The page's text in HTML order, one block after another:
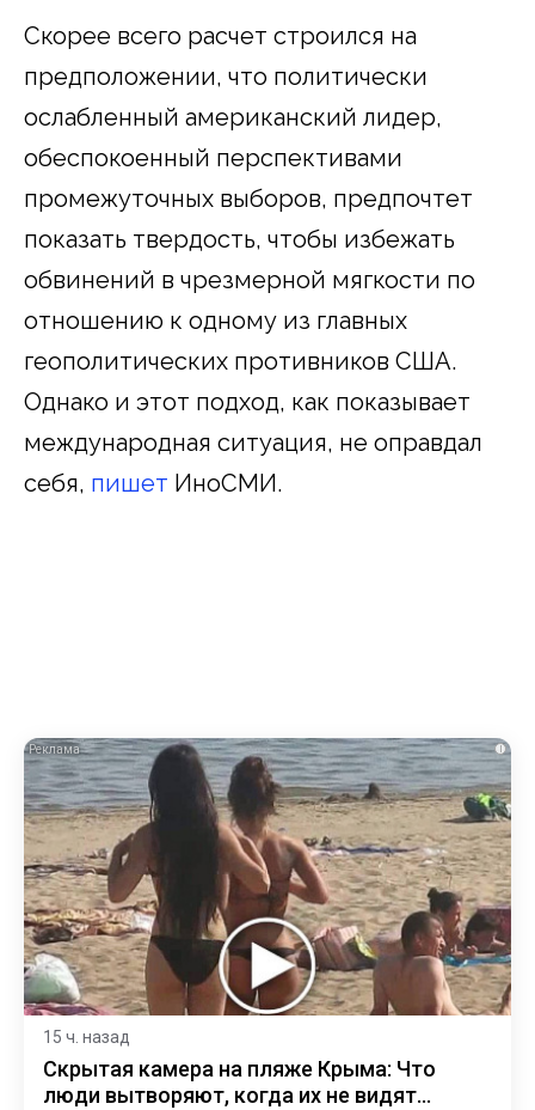
Скорее всего расчет строился на
предположении, что политически
ослабленный американский лидер,
обеспокоенный перспективами
промежуточных выборов, предпочтет
показать твердость, чтобы избежать
обвинений в чрезмерной мягкости по
отношению к одному из главных
геополитических противников США.
Однако и этот подход, как показывает
международная ситуация, не оправдал
себя, пишет ИноСМИ.
i
15 ч. назад
Скрытая камера на пляже Крыма: Что
люди вытворяют, когда их не видят...